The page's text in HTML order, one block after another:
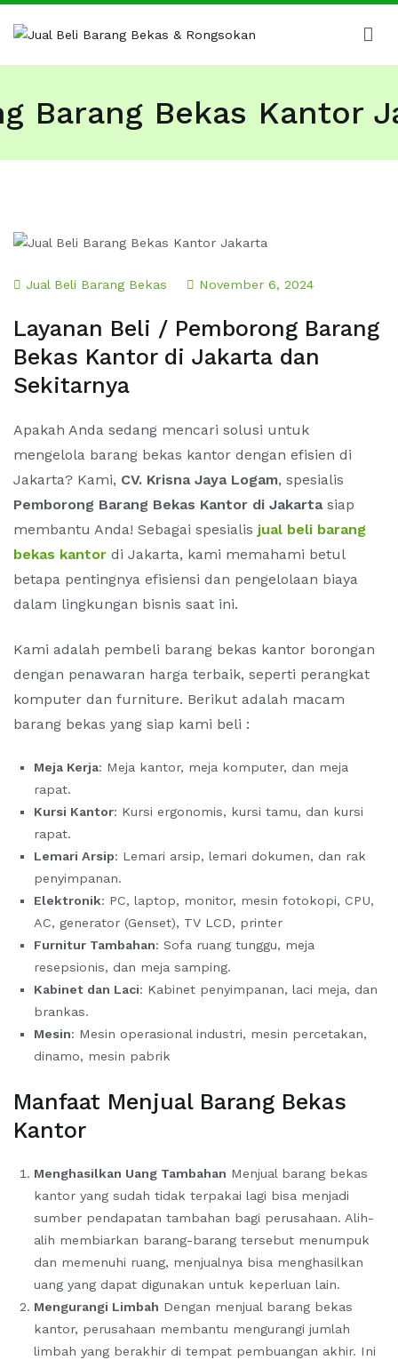
Barang Bekas Kantor
Jual Beli Barang Bekas November 6, 2024
Layanan Beli / Pemborong Barang
Bekas Kantor di Jakarta dan
Sekitarnya
Apakah Anda sedang mencari solusi untuk
mengelola barang bekas kantor dengan efisien di
Jakarta? Kami, CV. Krisna Jaya Logam, spesialis
Pemborong Barang Bekas Kantor di Jakartasiap
membantu Anda! Sebagai spesialis jual beli barang
bekas kantor di Jakarta, kami memahami betul
betapa pentingnya efisiensi dan pengelolaan biaya
dalam lingkungan bisnis saat ini.
Kami adalah pembeli barang bekas kantor borongan
dengan penawaran harga terbaik, seperti perangkat
komputer dan furniture. Berikut adalah macam
barang bekas yang siap kami beli :
Meja Kerja: Meja kantor, meja komputer, dan meja
rapat.
Kursi Kantor: Kursi ergonomis, kursi tamu, dan kursi
rapat.
Lemari Arsip: Lemari arsip, lemari dokumen, dan rak
penyimpanan.
Elektronik: PC, laptop, monitor, mesin fotokopi,CPU,
AC, generator (Genset), TV LCD, printer
Furnitur Tambahan: Sofa ruang tunggu, meja
resepsionis, dan meja samping.
Kabinet dan Laci: Kabinet penyimpanan, laci meja, dan
brankas.
Mesin: Mesin operasional industri, mesin percetakan,
dinamo, mesin pabrik
Manfaat Menjual Barang Bekas
Kantor
Menghasilkan Uang Tambahan Menjual barang bekas
kantor yang sudah tidak terpakai lagi bisa menjadi
sumber pendapatan tambahan bagi perusahaan. Alih-
alih membiarkan barang-barang tersebut menumpuk
dan memenuhi ruang, menjualnya bisa menghasilkan
uang yang dapat digunakan untuk keperluan lain.
Mengurangi Limbah Dengan menjual barang bekas
kantor, perusahaan membantu mengurangi jumlah
limbah yang berakhir di tempat pembuangan akhir. Ini